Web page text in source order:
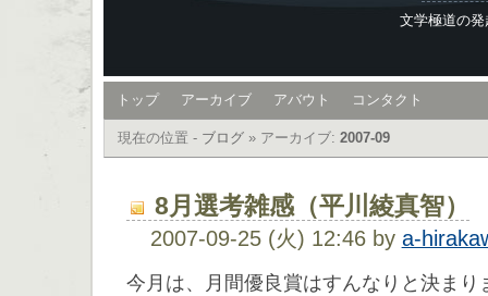
文学極道の
トップ アーカイブ アバウト コンタクト
現在の位置 - ブログ » アーカイブ: 2007-09
8月選考雑感（平川綾真智）
2007-09-25 (火) 12:46 by a-
今月は、月間優良賞はすんなりと決まり